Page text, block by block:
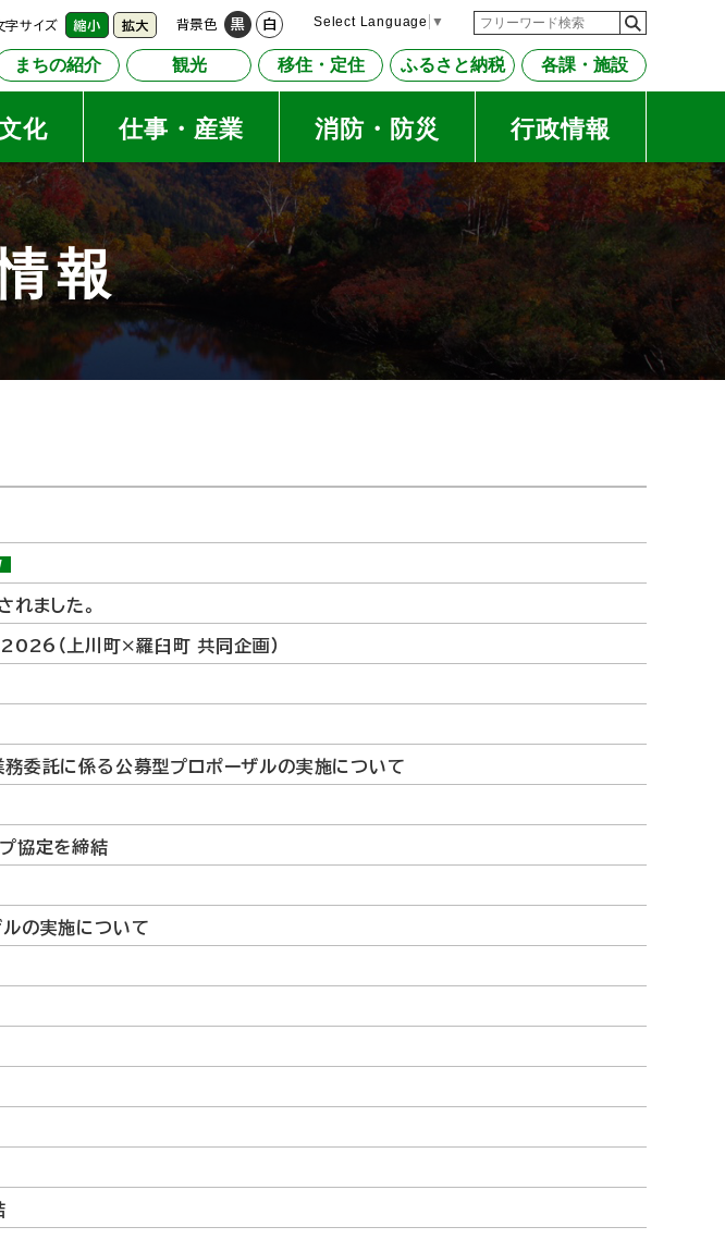
字サイズ 縮小 拡大 背景色 黒 白 Select Language ▼
検
キ
ー
ド
検
索
まちの紹介 観光 移住・定住 ふるさと納税 各課・施設
化 仕事・産業 消防・防災 行政情報
報
れました。
（上川町×羅臼町 共同企画）
委託に係る公募型プロポーザルの実施について
協定を締結
ルの実施について